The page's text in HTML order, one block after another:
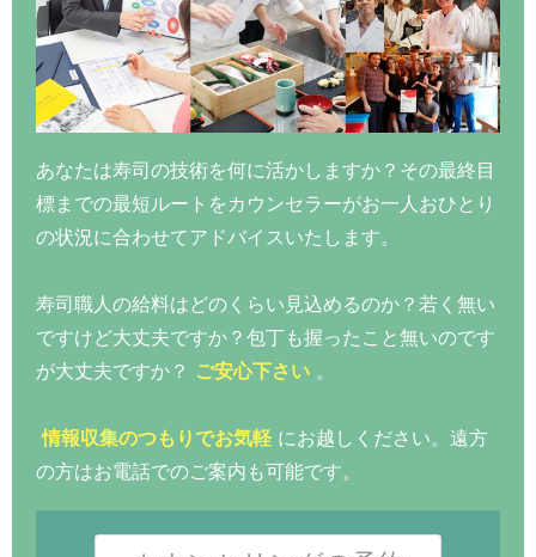
あなたは寿司の技術を何に活かしますか？その最終目
標までの最短ルートをカウンセラーがお一人おひとり
の状況に合わせてアドバイスいたします。
寿司職人の給料はどのくらい見込めるのか？若く無い
ですけど大丈夫ですか？包丁も握ったこと無いのです
が大丈夫ですか？
ご安心下さい 。
情報収集のつもりでお気軽 にお越しください。遠方
の方はお電話でのご案内も可能です。